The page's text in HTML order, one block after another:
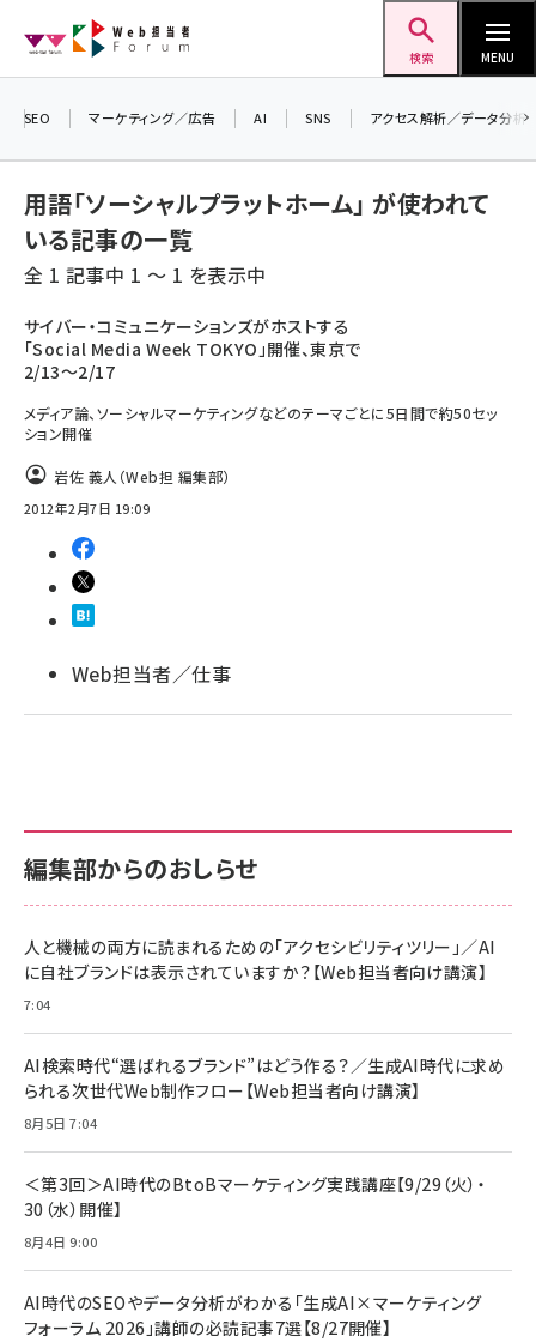
ン
検索 MENU
seo (3519)
ai (2801)
youtube (2425)
note (2310)
z世代 (1620)
meo (1274)
llmo (1160)
SEO マーケティング／広告 AI SNS アクセス解析／データ分析
用語「ソーシャルプラットホーム」 が使われて
いる記事の一覧
全 1 記事中 1 ～ 1 を表示中
サイバー・コミュニケーションズがホストする
「Social Media Week TOKYO」開催、東京で
2/13～2/17
メディア論、ソーシャルマーケティングなどのテーマごとに5日間で約50セッ
ション開催
岩佐 義人（Web担 編集部）
2012年2月7日 19:09
Web担当者／仕事
編集部からのおしらせ
人と機械の両方に読まれるための「アクセシビリティツリー」／AI
に自社ブランドは表示されていますか？【Web担当者向け講演】
7:04
AI検索時代“選ばれるブランド”はどう作る？／生成AI時代に求め
られる次世代Web制作フロー【Web担当者向け講演】
8月5日 7:04
＜第3回＞AI時代のBtoBマーケティング実践講座【9/29（火）・
30（水）開催】
8月4日 9:00
AI時代のSEOやデータ分析がわかる「生成AI×マーケティング
フォーラム 2026」講師の必読記事7選【8/27開催】
7月24日で創刊20周年。ご回答者には抽選で
プレゼントを差し上げます！
▼アンケートページはこちらから▼